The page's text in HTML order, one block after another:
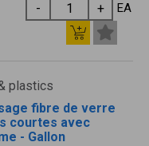
EA
plastics
fibre de verre
courtes avec
- Gallon